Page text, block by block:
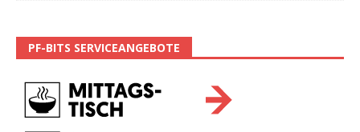
PF-BITS SERVICEANGEBOTE